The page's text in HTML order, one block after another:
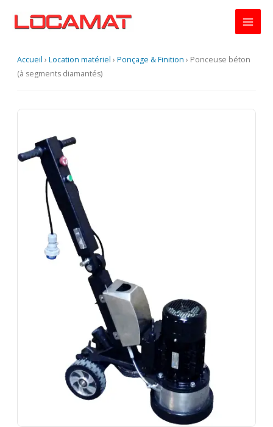
Accueil › Location matériel › Ponçage & Finition › Ponceuse béton
(à segments diamantés)